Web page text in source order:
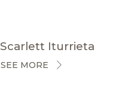
Scarlett Iturrieta
SEE MORE